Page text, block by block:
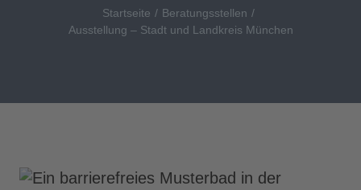
Startseite
Beratungsstellen
Ausstellung – Stadt und Landkreis München